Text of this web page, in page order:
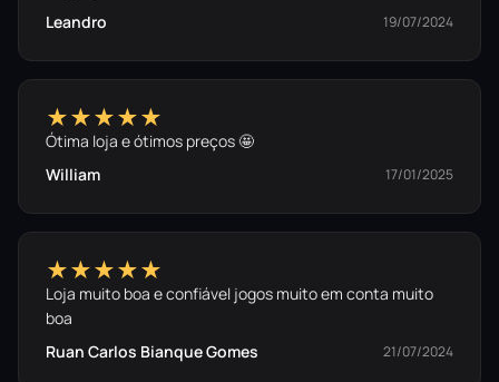
Leandro
19/07/2024
★★★★★
Ótima loja e ótimos preços 🤩
William
17/01/2025
★★★★★
Loja muito boa e confiável jogos muito em conta muito
boa
Ruan Carlos Bianque Gomes
21/07/2024